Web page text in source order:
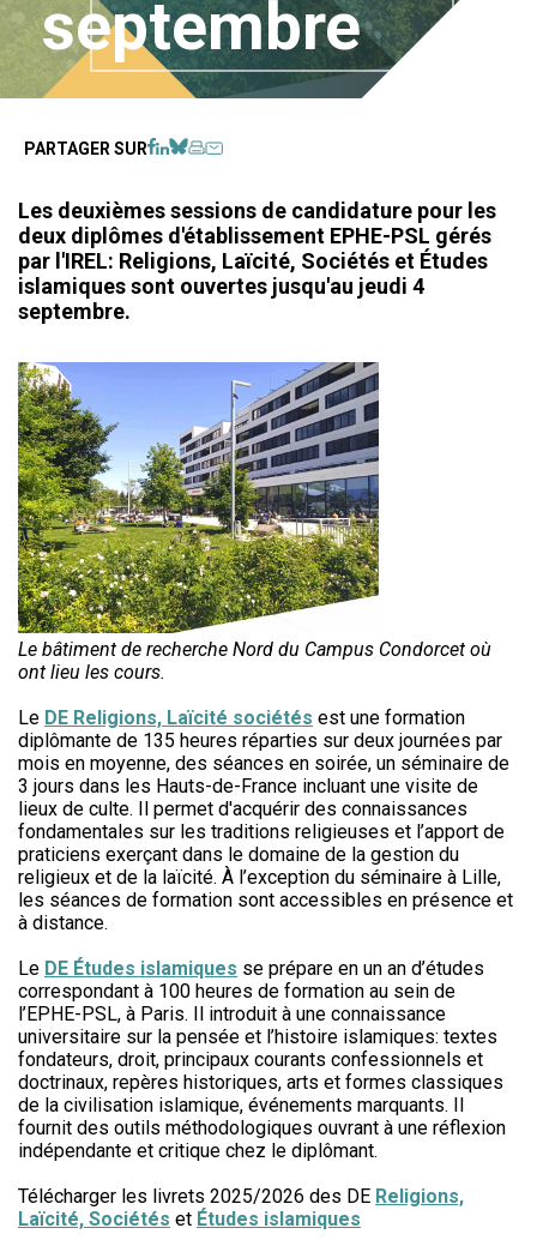
septembre
PARTAGER SUR Facebook
LinkedIn
BlueSky
Imprimer
Les deuxièmes sessions de candidature pour les
deux diplômes d'établissement EPHE-PSL gérés
par l'IREL: Religions, Laïcité, Sociétés et Études
islamiques sont ouvertes jusqu'au jeudi 4
septembre.
Le bâtiment de recherche Nord du Campus Condorcet où
ont lieu les cours.
Le DE Religions, Laïcité sociétés est une formation
diplômante de 135 heures réparties sur deux journées par
mois en moyenne, des séances en soirée, un séminaire de
3 jours dans les Hauts-de-France incluant une visite de
lieux de culte. Il permet d'acquérir des connaissances
fondamentales sur les traditions religieuses et l’apport de
praticiens exerçant dans le domaine de la gestion du
religieux et de la laïcité. À l’exception du séminaire à Lille,
les séances de formation sont accessibles en présence et
à distance.
Le DE Études islamiques se prépare en un an d’études
correspondant à 100 heures de formation au sein de
l’EPHE-PSL, à Paris. Il introduit à une connaissance
universitaire sur la pensée et l’histoire islamiques: textes
fondateurs, droit, principaux courants confessionnels et
doctrinaux, repères historiques, arts et formes classiques
de la civilisation islamique, événements marquants. Il
fournit des outils méthodologiques ouvrant à une réflexion
indépendante et critique chez le diplômant.
Télécharger les livrets 2025/2026 des DE Religions,
Laïcité, Sociétés et Études islamiques